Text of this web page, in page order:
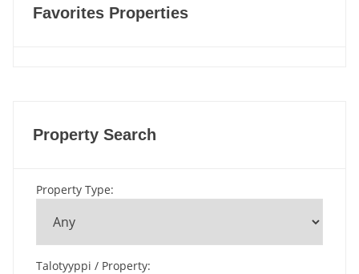
Favorites Properties
Property Search
Property Type:
Talotyyppi / Property: